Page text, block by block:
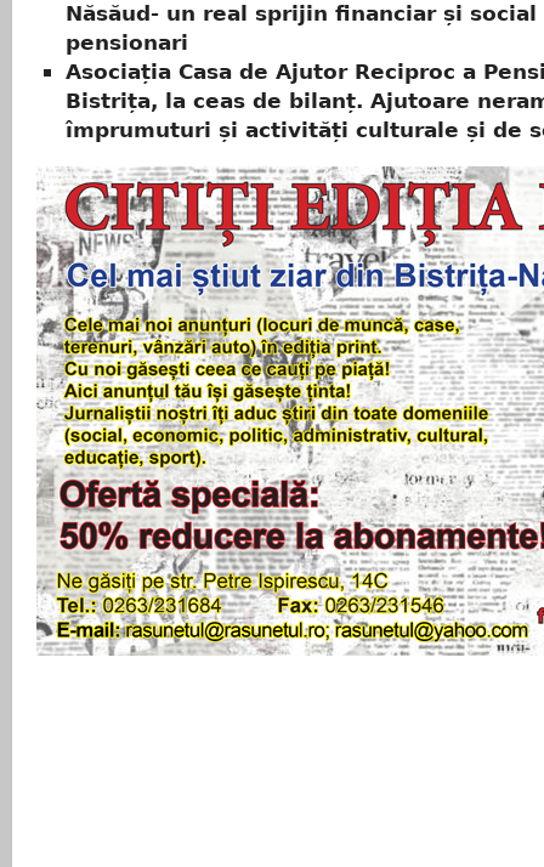
Năsăud- un real sprijin financiar și
pensionari
Asociația Casa de Ajutor Reciproc a
Bistrița, la ceas de bilanț. Ajutoare
împrumuturi și activități culturale și de